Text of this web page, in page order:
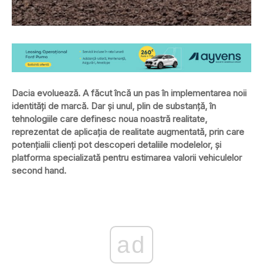
Dacia evoluează. A făcut încă un pas în implementarea noii
identități de marcă. Dar și unul, plin de substanță, în
tehnologiile care definesc noua noastră realitate,
reprezentat de aplicația de realitate augmentată, prin care
potențialii clienți pot descoperi detaliile modelelor, și
platforma specializată pentru estimarea valorii vehiculelor
second hand.
ad